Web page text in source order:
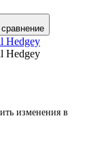
изменения в